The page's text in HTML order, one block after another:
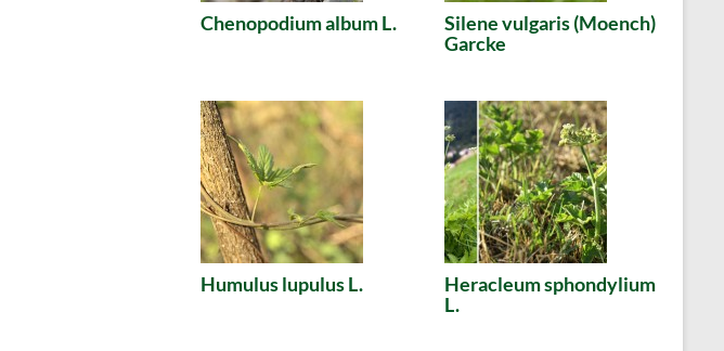
Chenopodium album L.
Silene vulgaris (Moench)
Garcke
Humulus lupulus L.
Heracleum sphondylium
L.